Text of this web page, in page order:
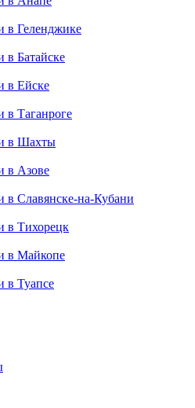
в Геленджике
в Батайске
в Ейске
в Таганроге
в Шахты
в Азове
в Славянске-на-Кубани
в Тихорецк
в Майкопе
в Туапсе